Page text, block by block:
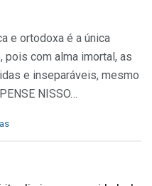
e ortodoxa é a única
pois com alma imortal, as
e inseparáveis, mesmo
NISSO…